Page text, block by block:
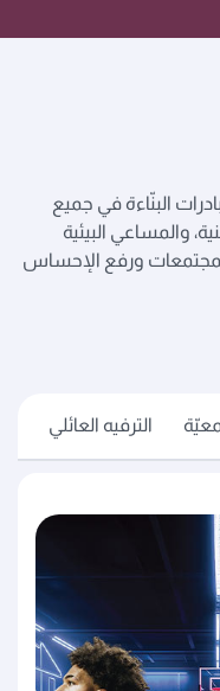
البنّاءة في جميع
والمساعي البيئية
المجتمعات ورفع الإحساس
الترفيه العائلي